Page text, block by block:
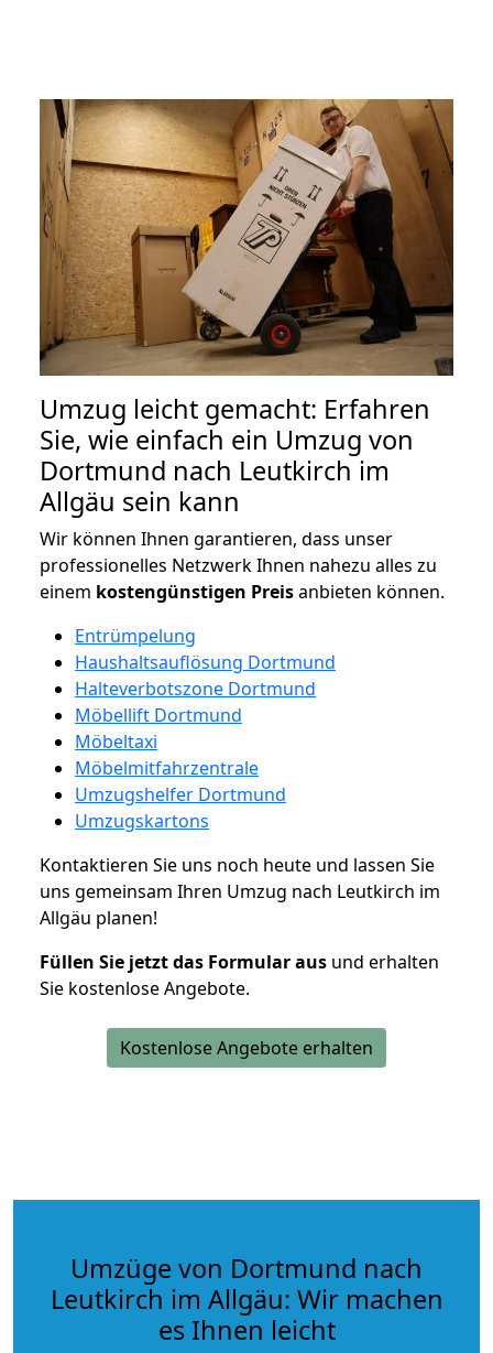
Umzug leicht gemacht: Erfahren
Sie, wie einfach ein Umzug von
Dortmund nach Leutkirch im
Allgäu sein kann
Wir können Ihnen garantieren, dass unser
professionelles Netzwerk Ihnen nahezu alles zu
einem kostengünstigen Preisanbieten können.
Entrümpelung
Haushaltsauflösung Dortmund
Halteverbotszone Dortmund
Möbellift Dortmund
Möbeltaxi
Möbelmitfahrzentrale
Umzugshelfer Dortmund
Umzugskartons
Kontaktieren Sie uns noch heute und lassen Sie
uns gemeinsam Ihren Umzug nach Leutkirch im
Allgäu planen!
Füllen Sie jetzt das Formular aus und erhalten
Sie kostenlose Angebote.
Kostenlose Angebote erhalten
Umzüge von Dortmund nach
Leutkirch im Allgäu: Wir machen
es Ihnen leicht